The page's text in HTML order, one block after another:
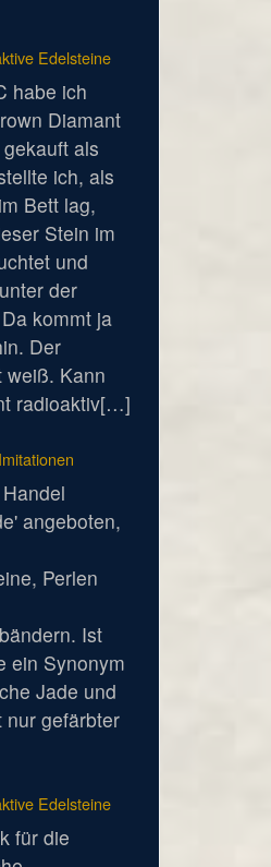
Edelsteine
habe ich
Diamant
als
ich, als
Bett lag,
Stein im
und
der
kommt ja
Der
weiß. Kann
radioaktiv[…]
angeboten,
Perlen
Ist
ein Synonym
Jade und
nur gefärbter
Edelsteine
für die